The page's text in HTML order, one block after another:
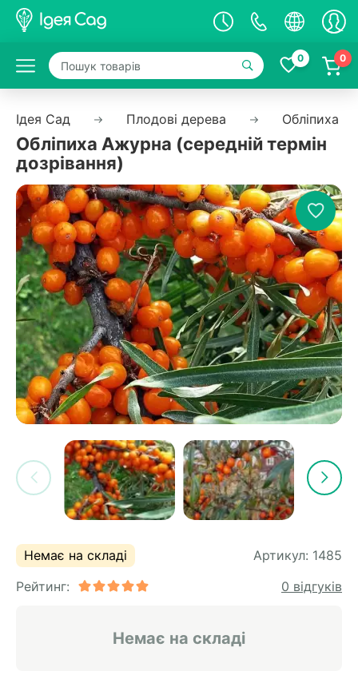
0 0
Ідея Сад Плодові дерева Обліпиха
Обліпиха Ажурна (середній термін
дозрівання)
Немає на складі Артикул: 1485
Рейтинг:
0 відгуків
Немає на складі